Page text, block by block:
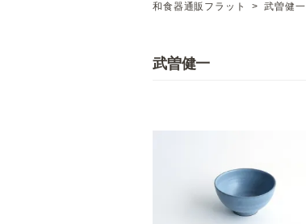
和食器通販フラット >武曽健一
武曽健一